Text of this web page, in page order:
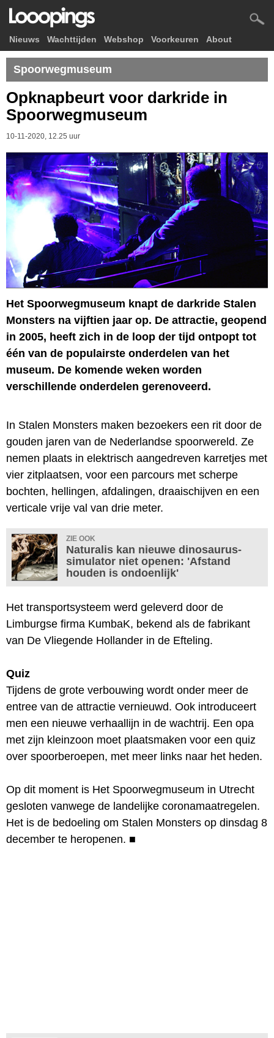
Nieuws Wachttijden Webshop Voorkeuren About
Spoorwegmuseum
Opknapbeurt voor darkride in
Spoorwegmuseum
10-11-2020, 12.25 uur
Het Spoorwegmuseum knapt de darkride Stalen
Monsters na vijftien jaar op. De attractie, geopend
in 2005, heeft zich in de loop der tijd ontpopt tot
één van de populairste onderdelen van het
museum. De komende weken worden
verschillende onderdelen gerenoveerd.
In Stalen Monsters maken bezoekers een rit door de
gouden jaren van de Nederlandse spoorwereld. Ze
nemen plaats in elektrisch aangedreven karretjes met
vier zitplaatsen, voor een parcours met scherpe
bochten, hellingen, afdalingen, draaischijven en een
verticale vrije val van drie meter.
ZIE OOK
Naturalis kan nieuwe dinosaurus-
simulator niet openen: 'Afstand
houden is ondoenlijk'
Het transportsysteem werd geleverd door de
Limburgse firma KumbaK, bekend als de fabrikant
van De Vliegende Hollander in de Efteling.
Quiz
Tijdens de grote verbouwing wordt onder meer de
entree van de attractie vernieuwd. Ook introduceert
men een nieuwe verhaallijn in de wachtrij. Een opa
met zijn kleinzoon moet plaatsmaken voor een quiz
over spoorberoepen, met meer links naar het heden.
Op dit moment is Het Spoorwegmuseum in Utrecht
gesloten vanwege de landelijke coronamaatregelen.
Het is de bedoeling om Stalen Monsters op dinsdag 8
december te heropenen. ■